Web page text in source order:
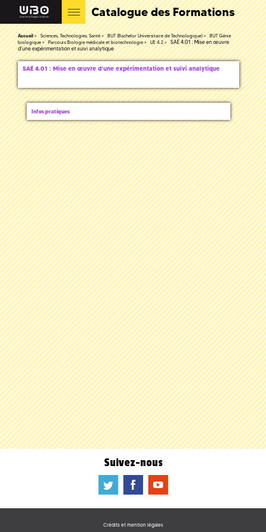
Catalogue des Formations
Accueil Sciences, Technologies, Santé BUT (Bachelor Universitaire de Technologique)
BUT Génie
biologique
Parcours Biologie médicale et biotechnologie UE 4.2
SAÉ 4.01 : Mise en œuvre
d’une expérimentation et suivi analytique
SAÉ 4.01 : Mise en œuvre d’une expérimentation et suivi analytique
Infos pratiques
Suivez-nous
a b f
Crédits et mention légales